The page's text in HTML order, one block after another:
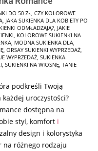
DO 50 ZŁ CZY KOLOROWE
JAKA SUKIENKA DLA KOBIETY PO
ODMŁADZAJĄ? JAKIE
KOLOROWE SUKIENKI NA
MODNA SUKIENKA DLA
ORSAY SUKIENKI WYPRZEDAŻ
WYPRZEDAŻ SUKIENKA
SUKIENKI NA WIOSNĘ TANIE
podkreśli Twoją
uroczystości?
dostępna na
styl, komfort i
design i kolorystyka
na różnego rodzaju